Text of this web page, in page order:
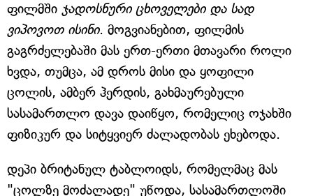
ფილმში ჯადოსნური ცხოველები და სად
ვიპოვოთ ისინი. მოგვიანებით, ფილმის
გაგრძელებაში მას ერთ-ერთი მთავარი როლი
ხვდა, თუმცა, ამ დროს მისი და ყოფილი
ცოლის, ამბერ ჰერდის, გახმაურებული
სასამართლო დავა დაიწყო, რომელიც ოჯახში
ფიზიკურ და სიტყვიერ ძალადობას ეხებოდა.
დეპი ბრიტანულ ტაბლოიდს, რომელმაც მას
"ცოლზე მოძალადე" უწოდა, სასამართლოში